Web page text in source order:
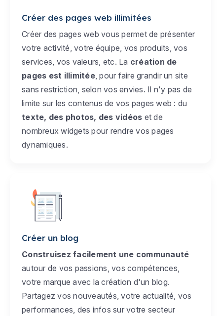
Créer des pages web illimitées
Créer des pages web vous permet de présenter
votre activité, votre équipe, vos produits, vos
services, vos valeurs, etc. La création de
pages est illimitée, pour faire grandir un site
sans restriction, selon vos envies. Il n'y pas de
limite sur les contenus de vos pages web : du
texte, des photos, des vidéos et de
nombreux widgets pour rendre vos pages
dynamiques.
Créer un blog
Construisez facilement une communauté
autour de vos passions, vos compétences,
votre marque avec la création d'un blog.
Partagez vos nouveautés, votre actualité, vos
performances, des infos sur votre secteur